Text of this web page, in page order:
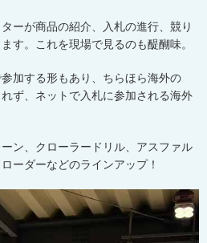
ーが商品の紹介、入札の進行、競り
す。これを現場で見るのも醍醐味。
加する形もあり、ちらほら海外の
ず、ネットで入札に参加される海外
ン、クローラードリル、アスファル
ーダーなどのラインアップ！